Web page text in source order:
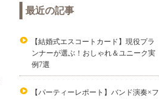
最近の記事
【結婚式エスコートカード】現役プラ
ンナーが選ぶ！おしゃれ＆ユニーク実
例7選
【パーティーレポート】バンド演奏×フ